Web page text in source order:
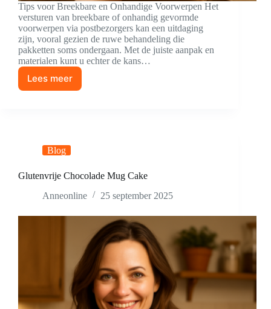
Tips voor Breekbare en Onhandige Voorwerpen Het
versturen van breekbare of onhandig gevormde
voorwerpen via postbezorgers kan een uitdaging
zijn, vooral gezien de ruwe behandeling die
pakketten soms ondergaan. Met de juiste aanpak en
materialen kunt u echter de kans…
Lees meer
Slim
Blog
Glutenvrije Chocolade Mug Cake
Anneonline
25 september 2025